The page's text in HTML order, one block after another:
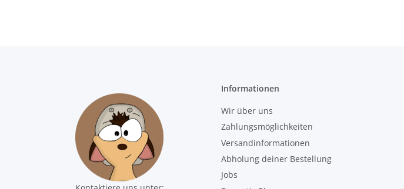
Informationen
Wir über uns
Zahlungsmöglichkeiten
Versandinformationen
Abholung deiner Bestellung
Jobs